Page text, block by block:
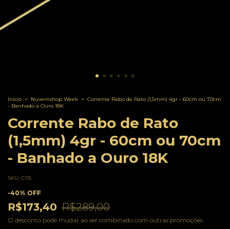
Início > Nuvemshop Week > Corrente Rabo de Rato (1,5mm) 4gr - 60cm ou 70cm
- Banhado a Ouro 18K
Corrente Rabo de Rato
(1,5mm) 4gr - 60cm ou 70cm
- Banhado a Ouro 18K
SKU: C115
-40% OFF
R$173,40 R$289,00
O desconto pode mudar ao ser combinado com outras promoções.